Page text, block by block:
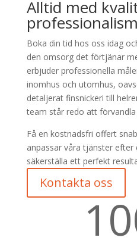
Alltid med
Boka din tid hos oss idag
den omsorg det förtjänar
erbjuder professionella
inomhus och utomhus,
detaljerat finsnickeri till
team står redo att
Få en kostnadsfri offert
anpassar våra tjänster
säkerställa ett perfekt
Kontakta oss